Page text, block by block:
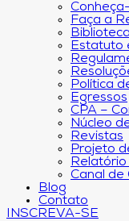
Faça a
Biblioteca
Estatuto
Política
Egressos
CPA –
Núcleo
Revistas
Projeto
Relatório
Canal de
Blog
Contato
INSCREVA-SE